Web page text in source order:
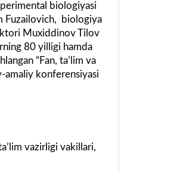
biologiyasi
Fuzailovich, biologiya
Muxiddinov Tilov
80 yilligi hamda
“Fan, taʼlim va
amaliy konferensiyasi
vazirligi vakillari,